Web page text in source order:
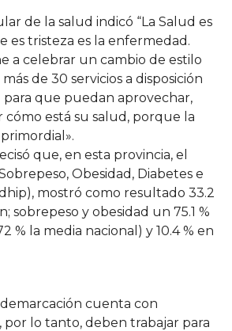
de la salud indicó “La Salud es
es tristeza es la enfermedad.
a celebrar un cambio de estilo
de 30 servicios a disposición
que puedan aprovechar,
cómo está su salud, porque la
que, en esta provincia, el
Obesidad, Diabetes e
mostró como resultado 33.2
sobrepeso y obesidad un 75.1 %
% la media nacional) y 10.4 % en
cuenta con
por lo tanto, deben trabajar para